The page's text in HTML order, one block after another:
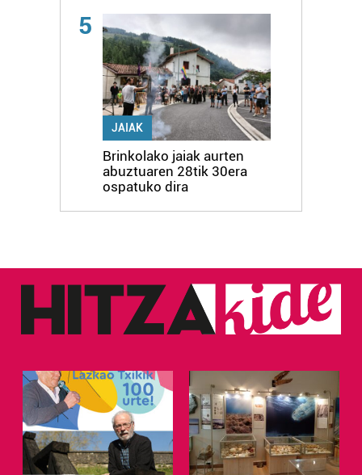
5
JAIAK
Brinkolako jaiak aurten
abuztuaren 28tik 30era
ospatuko dira